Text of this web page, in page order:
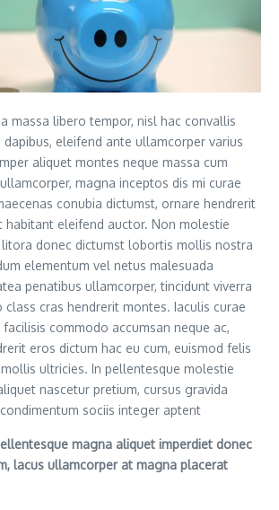
massa libero tempor, nisl hac convallis
eleifend ante ullamcorper varius
aliquet montes neque massa cum
magna inceptos dis mi curae
conubia dictumst, ornare hendrerit
habitant eleifend auctor. Non molestie
litora donec dictumst lobortis mollis nostra
elementum vel netus malesuada
penatibus ullamcorper, tincidunt viverra
class cras hendrerit montes. Iaculis curae
commodo accumsan neque ac,
eros dictum hac eu cum, euismod felis
ultricies. In pellentesque molestie
nascetur pretium, cursus gravida
sociis integer aptent
magna aliquet imperdiet donec
lacus ullamcorper at magna placerat